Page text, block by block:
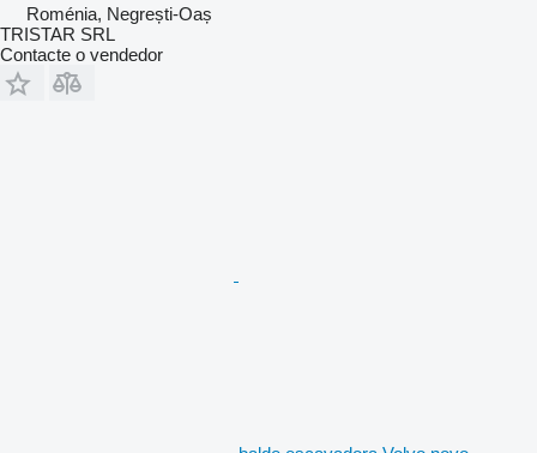
Roménia, Negrești-Oaș
TRISTAR SRL
Contacte o vendedor